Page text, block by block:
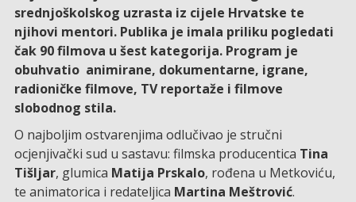
srednjoškolskog uzrasta iz cijele Hrvatske te
njihovi mentori. Publika je imala priliku pogledati
čak 90 filmova u šest kategorija. Program je
obuhvatio animirane, dokumentarne, igrane,
radioničke filmove, TV reportaže i filmove
slobodnog stila.
O najboljim ostvarenjima odlučivao je stručni
ocjenjivački sud u sastavu: filmska producentica Tina
Tišljar, glumica Matija Prskalo, rođena u Metkoviću,
te animatorica i redateljica Martina Meštrović.